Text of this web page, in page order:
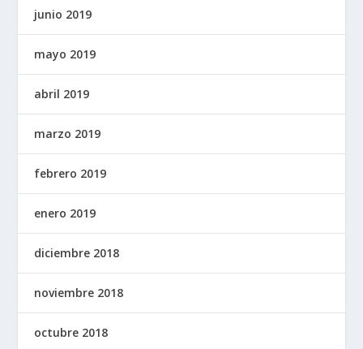
junio 2019
mayo 2019
abril 2019
marzo 2019
febrero 2019
enero 2019
diciembre 2018
noviembre 2018
octubre 2018